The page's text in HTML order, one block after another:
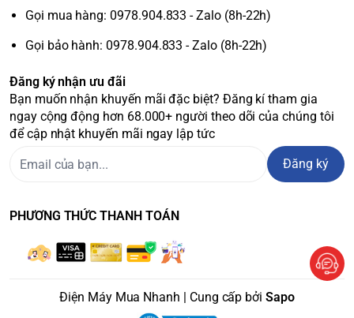
Gọi mua hàng: 0978.904.833 - Zalo (8h-22h)
Gọi bảo hành: 0978.904.833 - Zalo (8h-22h)
Đăng ký nhận ưu đãi
Bạn muốn nhận khuyến mãi đặc biệt? Đăng kí tham gia
ngay cộng động hơn 68.000+ người theo dõi của chúng tôi
để cập nhật khuyến mãi ngay lập tức
Đăng ký
PHƯƠNG THỨC THANH TOÁN
Điện Máy Mua Nhanh | Cung cấp bởiSapo